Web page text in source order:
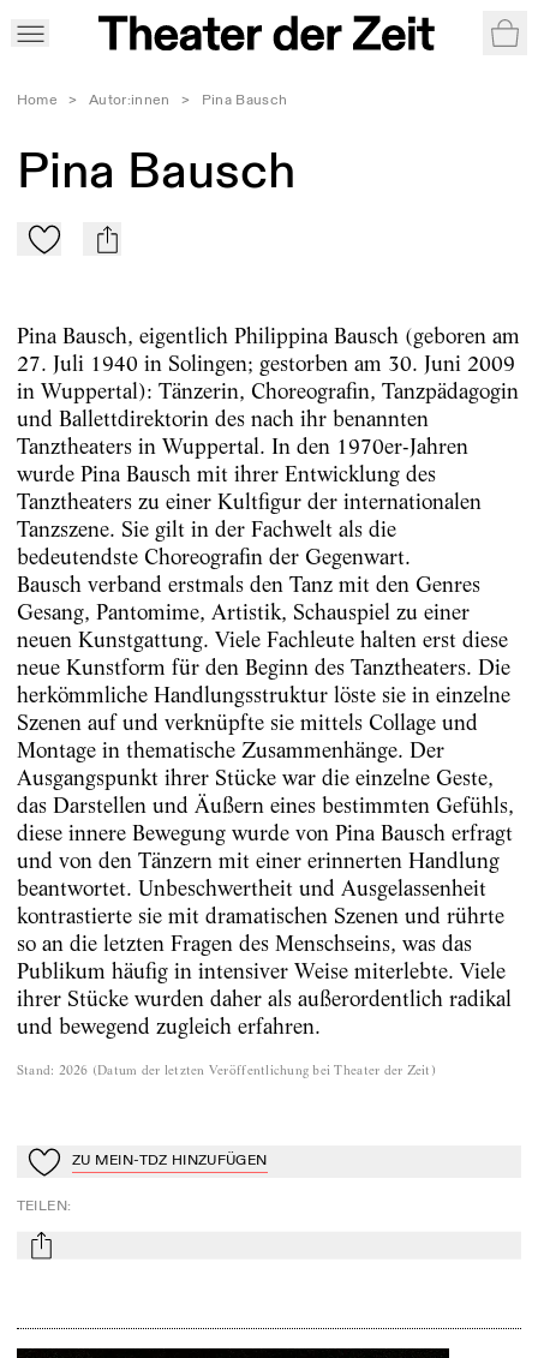
Home > Autor:innen > Pina Bausch
Pina Bausch
Zu Mein-TdZ hinzufügen
mail
Pina Bausch, eigentlich Philippina Bausch (geboren am
27. Juli 1940 in Solingen; gestorben am 30. Juni 2009
in Wuppertal): Tänzerin, Choreografin, Tanzpädagogin
und Ballettdirektorin des nach ihr benannten
Tanztheaters in Wuppertal. In den 1970er-Jahren
wurde Pina Bausch mit ihrer Entwicklung des
Tanztheaters zu einer Kultfigur der internationalen
Tanzszene. Sie gilt in der Fachwelt als die
bedeutendste Choreografin der Gegenwart.
Bausch verband erstmals den Tanz mit den Genres
Gesang, Pantomime, Artistik, Schauspiel zu einer
neuen Kunstgattung. Viele Fachleute halten erst diese
neue Kunstform für den Beginn des Tanztheaters. Die
herkömmliche Handlungsstruktur löste sie in einzelne
Szenen auf und verknüpfte sie mittels Collage und
Montage in thematische Zusammenhänge. Der
Ausgangspunkt ihrer Stücke war die einzelne Geste,
das Darstellen und Äußern eines bestimmten Gefühls,
diese innere Bewegung wurde von Pina Bausch erfragt
und von den Tänzern mit einer erinnerten Handlung
beantwortet. Unbeschwertheit und Ausgelassenheit
kontrastierte sie mit dramatischen Szenen und rührte
so an die letzten Fragen des Menschseins, was das
Publikum häufig in intensiver Weise miterlebte. Viele
ihrer Stücke wurden daher als außerordentlich radikal
und bewegend zugleich erfahren.
Stand: 2026 (Datum der letzten Veröffentlichung bei Theater der Zeit )
Zu Mein-TdZ hinzufügen
ZU MEIN-TDZ HINZUFÜGEN
TEILEN:
mail